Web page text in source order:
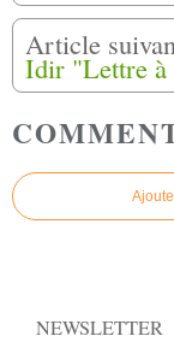
Idir "Lettre
NEWSLETTER